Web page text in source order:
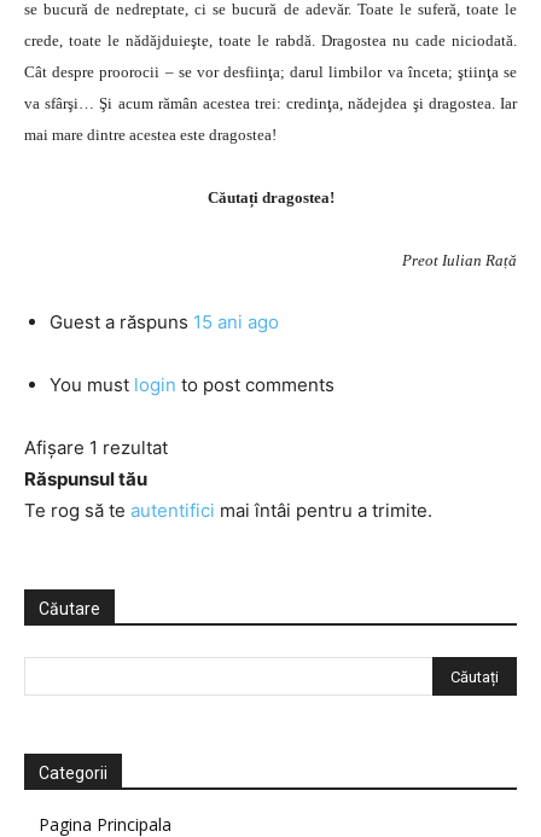
se bucură de nedreptate, ci se bucură de adevăr. Toate le suferă, toate le
crede, toate le nădăjduieşte, toate le rabdă. Dragostea nu cade niciodată.
Cât despre proorocii – se vor desfiinţa; darul limbilor va înceta; ştiinţa se
va sfârşi… Şi acum rămân acestea trei: credinţa, nădejdea şi dragostea. Iar
mai mare dintre acestea este dragostea!
Căutați dragostea!
Preot Iulian Rață
Guest a răspuns 15 ani ago
You must login to post comments
Afișare 1 rezultat
Răspunsul tău
Te rog să te autentifici mai întâi pentru a trimite.
Căutare
Categorii
Pagina Principala